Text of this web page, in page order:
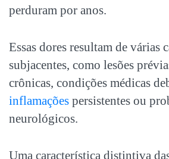
perduram por anos.
Essas dores resultam de várias
subjacentes, como lesões
crônicas, condições médicas
inflamações persistentes ou
neurológicos.
Uma característica distintiva